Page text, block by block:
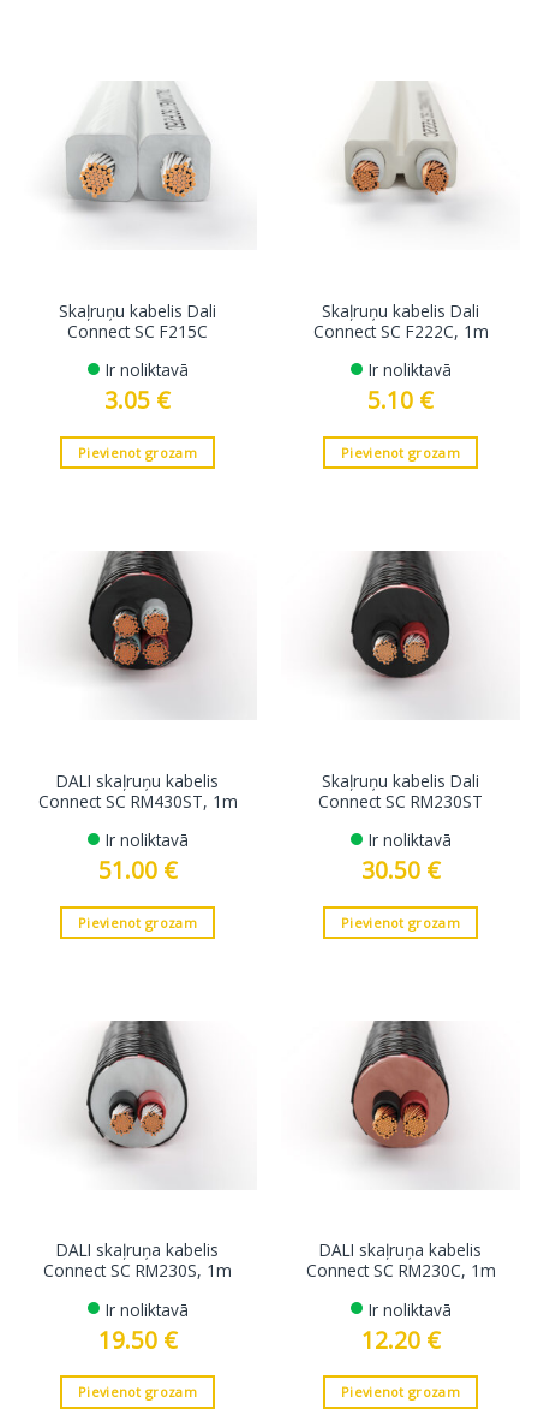
Skaļruņu kabelis Dali
Connect SC F215C
Ir noliktavā
3.05 €
Pievienot grozam
Skaļruņu kabelis Dali
Connect SC F222C, 1m
Ir noliktavā
5.10 €
Pievienot grozam
DALI skaļruņu kabelis
Connect SC RM430ST, 1m
Ir noliktavā
51.00 €
Pievienot grozam
Skaļruņu kabelis Dali
Connect SC RM230ST
Ir noliktavā
30.50 €
Pievienot grozam
DALI skaļruņa kabelis
Connect SC RM230S, 1m
Ir noliktavā
19.50 €
Pievienot grozam
DALI skaļruņa kabelis
Connect SC RM230C, 1m
Ir noliktavā
12.20 €
Pievienot grozam